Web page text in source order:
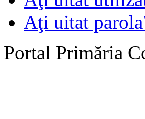
Aţi uitat
Portal Primăria